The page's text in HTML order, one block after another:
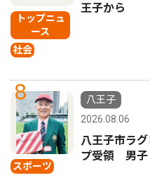
トップニュ
ース
社会
王子から
8
スポーツ
八王子
2026.08.06
八王子市ラ
プ受領 男子